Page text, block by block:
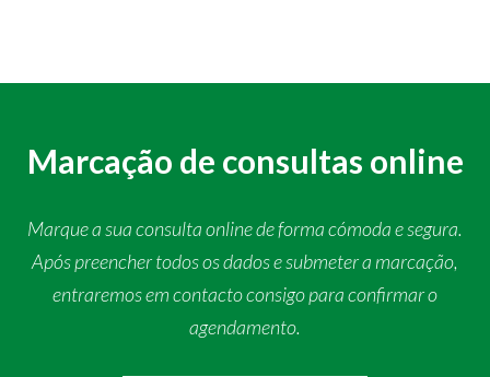
Marcação de consultas online
Marque a sua consulta online de forma cómoda e segura.
Após preencher todos os dados e submeter a marcação,
entraremos em contacto consigo para confirmar o
agendamento.